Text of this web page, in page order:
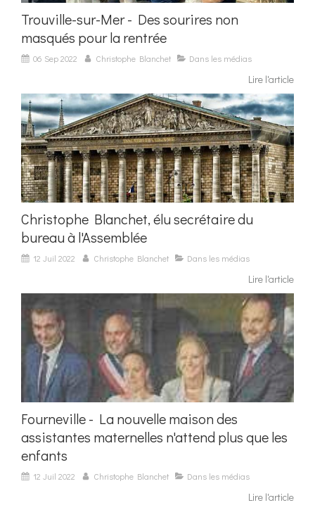
Trouville-sur-Mer - Des sourires non
masqués pour la rentrée
06 Sep 2022 Christophe Blanchet Dans les médias
Lire l'article
Christophe Blanchet, élu secrétaire du
bureau à l'Assemblée
12 Juil 2022 Christophe Blanchet Dans les médias
Lire l'article
Fourneville - La nouvelle maison des
assistantes maternelles n'attend plus que les
enfants
12 Juil 2022 Christophe Blanchet Dans les médias
Lire l'article